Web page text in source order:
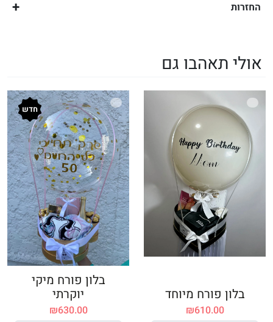
החזרות
אולי תאהבו גם
בלון פורח מיוחד
₪610.00
חדש
בלון פורח מיקי
יוקרתי
₪630.00